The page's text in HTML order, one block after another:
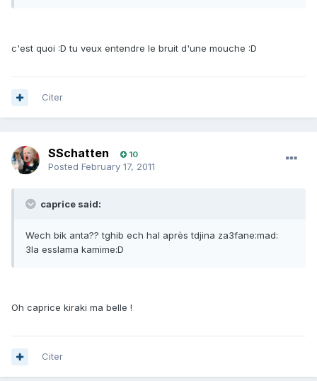
c'est quoi :D tu veux entendre le bruit d'une mouche :D
Citer
SSchatten 10
Posted February 17, 2011
caprice said:
Wech bik anta?? tghib ech hal après tdjina za3fane:mad:
3la esslama kamime:D
Oh caprice kiraki ma belle !
Citer